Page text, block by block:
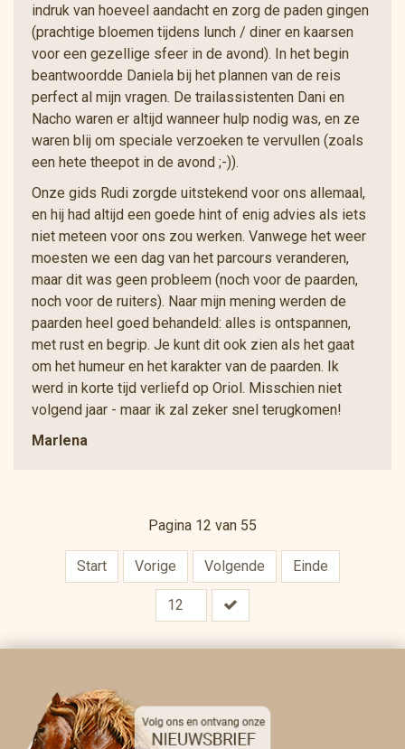
indruk van hoeveel aandacht en zorg de paden gingen
(prachtige bloemen tijdens lunch / diner en kaarsen
voor een gezellige sfeer in de avond). In het begin
beantwoordde Daniela bij het plannen van de reis
perfect al mijn vragen. De trailassistenten Dani en
Nacho waren er altijd wanneer hulp nodig was, en ze
waren blij om speciale verzoeken te vervullen (zoals
een hete theepot in de avond ;-)).
Onze gids Rudi zorgde uitstekend voor ons allemaal,
en hij had altijd een goede hint of enig advies als iets
niet meteen voor ons zou werken. Vanwege het weer
moesten we een dag van het parcours veranderen,
maar dit was geen probleem (noch voor de paarden,
noch voor de ruiters). Naar mijn mening werden de
paarden heel goed behandeld: alles is ontspannen,
met rust en begrip. Je kunt dit ook zien als het gaat
om het humeur en het karakter van de paarden. Ik
werd in korte tijd verliefd op Oriol. Misschien niet
volgend jaar - maar ik zal zeker snel terugkomen!
Marlena
Pagina 12 van 55
Start Vorige Volgende Einde